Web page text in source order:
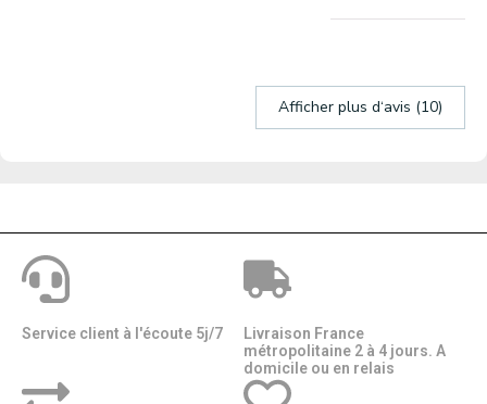
Afficher plus d‘avis (10)
Service client à l'écoute 5j/7
Livraison France
métropolitaine 2 à 4 jours. A
domicile ou en relais​​